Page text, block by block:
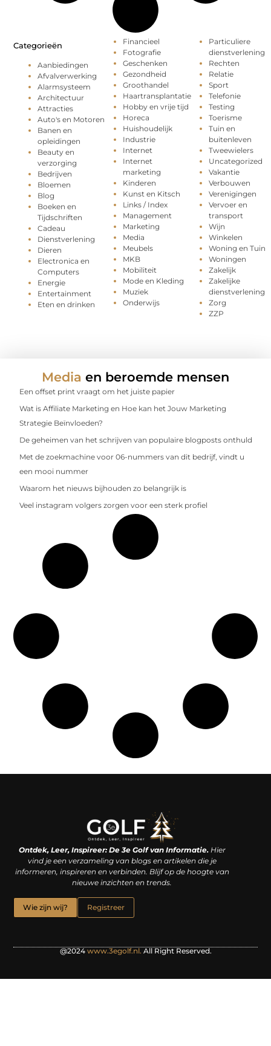
Categorieën
Aanbiedingen
Afvalverwerking
Alarmsysteem
Architectuur
Attracties
Auto's en Motoren
Banen en
opleidingen
Beauty en
verzorging
Bedrijven
Bloemen
Blog
Boeken en
Tijdschriften
Cadeau
Dienstverlening
Dieren
Electronica en
Computers
Energie
Entertainment
Eten en drinken
Financieel
Fotografie
Geschenken
Gezondheid
Groothandel
Haartransplantatie
Hobby en vrije tijd
Horeca
Huishoudelijk
Industrie
Internet
Internet
marketing
Kinderen
Kunst en Kitsch
Links / Index
Management
Marketing
Media
Meubels
MKB
Mobiliteit
Mode en Kleding
Muziek
Onderwijs
Particuliere
dienstverlening
Rechten
Relatie
Sport
Telefonie
Testing
Toerisme
Tuin en
buitenleven
Tweewielers
Uncategorized
Vakantie
Verbouwen
Verenigingen
Vervoer en
transport
Wijn
Winkelen
Woning en Tuin
Woningen
Zakelijk
Zakelijke
dienstverlening
Zorg
ZZP
Media en beroemde mensen
Een offset print vraagt om het juiste papier
Wat is Affiliate Marketing en Hoe kan het Jouw Marketing
Strategie Beïnvloeden?
De geheimen van het schrijven van populaire blogposts onthuld
Met de zoekmachine voor 06-nummers van dit bedrijf, vindt u
een mooi nummer
Waarom het nieuws bijhouden zo belangrijk is
Veel instagram volgers zorgen voor een sterk profiel
Ontdek, Leer, Inspireer: De 3e Golf van Informatie.Hier
vind je een verzameling van blogs en artikelen die je
informeren, inspireren en verbinden. Blijf op de hoogte van
nieuwe inzichten en trends.
Wie zijn wij? Registreer
@2024 www.3egolf.nl. All Right Reserved.